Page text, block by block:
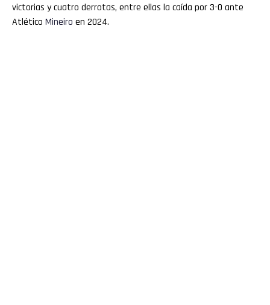
victorias y cuatro derrotas, entre ellas la caída por 3-0 ante
Atlético Mineiro en 2024.